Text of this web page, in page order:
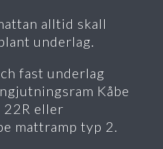
alltid skall
underlag.
fast underlag
Kåbe
22R eller
mattramp typ 2.